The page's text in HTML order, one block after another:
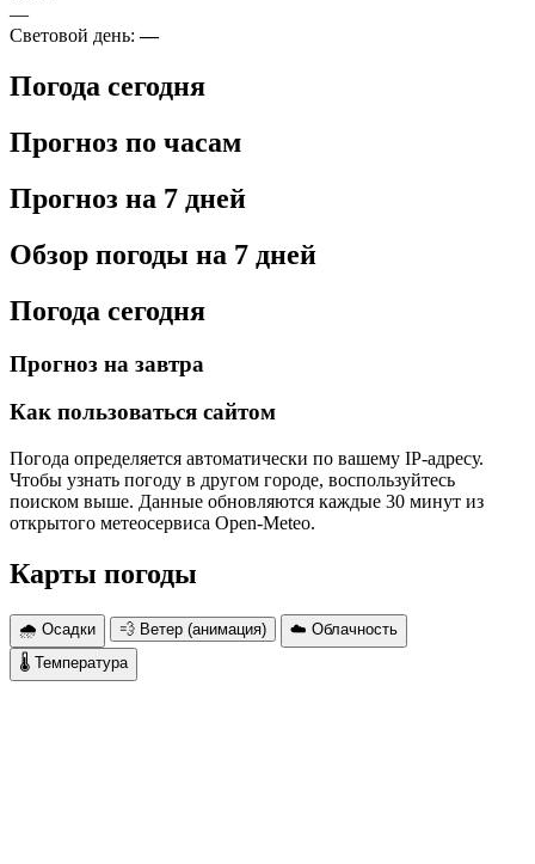
—
Световой день:—
Погода сегодня
Прогноз по часам
Прогноз на 7 дней
Обзор погоды на 7 дней
Погода сегодня
Прогноз на завтра
Как пользоваться сайтом
Погода определяется автоматически по вашему IP-адресу.
Чтобы узнать погоду в другом городе, воспользуйтесь
поиском выше. Данные обновляются каждые 30 минут из
открытого метеосервиса Open-Meteo.
Карты погоды
🌧 Осадки 💨 Ветер (анимация)
☁️ Облачность
🌡 Температура